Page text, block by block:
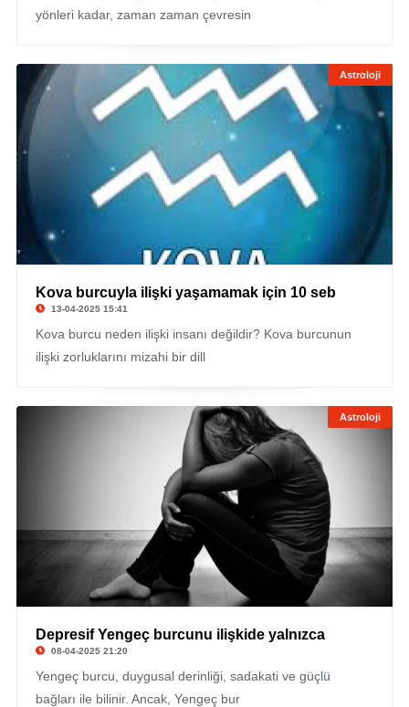
yönleri kadar, zaman zaman çevresin
Astroloji
Kova burcuyla ilişki yaşamamak için 10 seb
13-04-2025 15:41
Kova burcu neden ilişki insanı değildir? Kova burcunun
ilişki zorluklarını mizahi bir dill
Astroloji
Depresif Yengeç burcunu ilişkide yalnızca
08-04-2025 21:20
Yengeç burcu, duygusal derinliği, sadakati ve güçlü
bağları ile bilinir. Ancak, Yengeç bur